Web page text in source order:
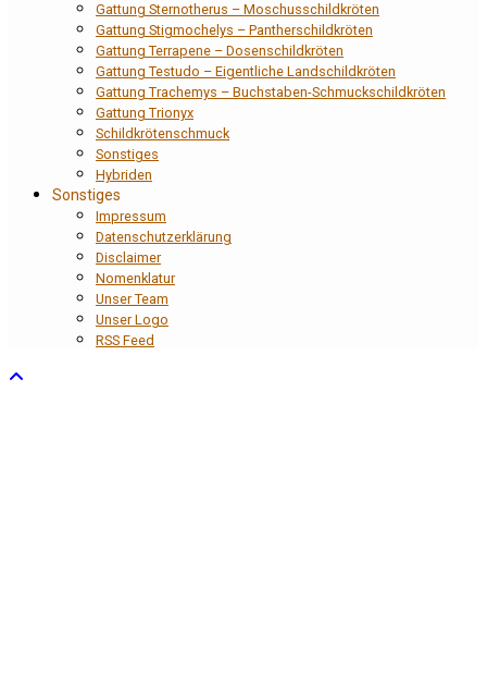
Gattung Sternotherus – Moschusschildkröten
Gattung Stigmochelys – Pantherschildkröten
Gattung Terrapene – Dosenschildkröten
Gattung Testudo – Eigentliche Landschildkröten
Gattung Trachemys – Buchstaben-Schmuckschildkröten
Gattung Trionyx
Schildkrötenschmuck
Sonstiges
Hybriden
Sonstiges
Impressum
Datenschutzerklärung
Disclaimer
Nomenklatur
Unser Team
Unser Logo
RSS Feed